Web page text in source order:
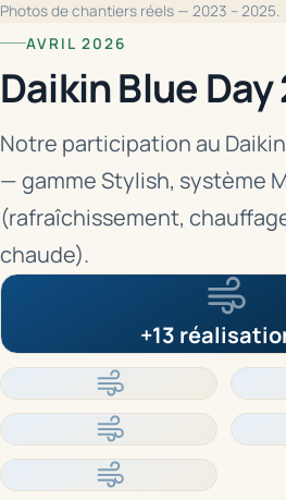
Photos de chantiers réels — 2023 – 2025.
AVRIL 2026
Daikin Blue
Notre participation au
— gamme Stylish, système
(rafraîchissement,
chaude).
+13